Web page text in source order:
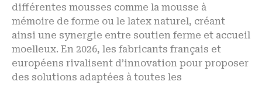
différentes mousses comme la mousse à
mémoire de forme ou le latex naturel, créant
ainsi une synergie entre soutien ferme et accueil
moelleux. En 2026, les fabricants français et
européens rivalisent d’innovation pour proposer
des solutions adaptées à toutes les